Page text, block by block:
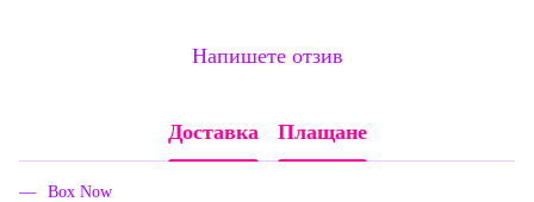
Напишете отзив
Доставка Плащане
Box Now